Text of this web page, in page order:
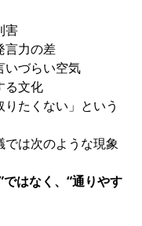
害
言力の差
いづらい空気
る文化
りたくない」という
は次のような現象
はなく、“通りやす